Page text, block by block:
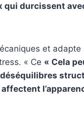
durcissent
et adapte
« Ce « Cela